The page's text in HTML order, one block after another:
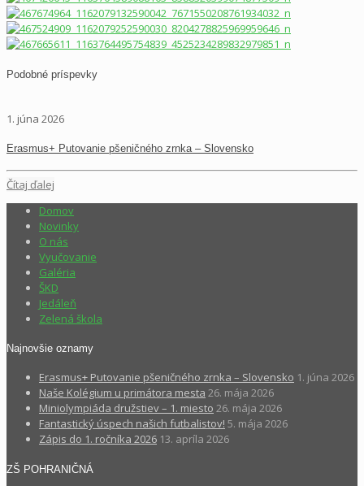
Podobné príspevky
1. júna 2026
Erasmus+ Putovanie pšeničného zrnka – Slovensko
Čítaj ďalej
Domov
Novinky
O nás
Vyučovanie
Galéria
ŠKD
Jedáleň
Zelená škola
Najnovšie oznamy
Erasmus+ Putovanie pšeničného zrnka – Slovensko 1. júna 2026
Naše Kolégium u primátora mesta 26. mája 2026
Miniolympiáda družstiev – 1. miesto 26. mája 2026
Fantastický úspech našich futbalistov! 5. mája 2026
Zápis do 1. ročníka 2026 13. apríla 2026
ZŠ POHRANIČNÁ